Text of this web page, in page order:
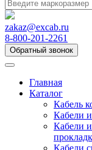
zakaz@excab.ru
8-800-201-2261
Обратный звонок
Главная
Каталог
Кабель
Кабели
Кабели
Кабели